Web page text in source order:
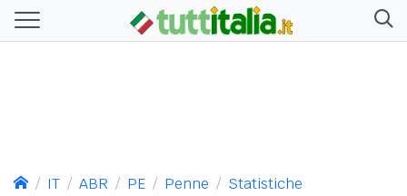
IT ABR PE Penne Statistiche